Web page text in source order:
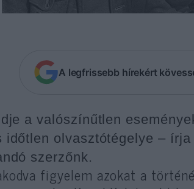
A legfrissebb hírekért
a valószínűtlen
időtlen olvasztótégelye –
szerzőnk.
figyelem azokat a